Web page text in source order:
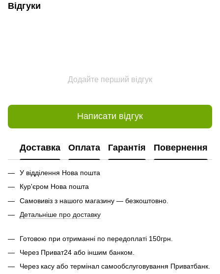
Відгуки
Додайте перший відгук
Написати відгук
Доставка Оплата Гарантія Повернення
У відділення Нова пошта
Кур'єром Нова пошта
Самовивіз з нашого магазину — безкоштовно.
Детальніше про доставку
Готовою при отриманні по передоплаті 150грн.
Через Приват24 або іншим банком.
Через касу або термінал самообслуговування Приватбанк.